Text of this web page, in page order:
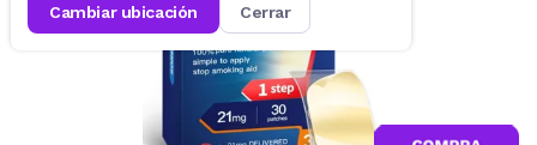
cambiar ubicación cerrar